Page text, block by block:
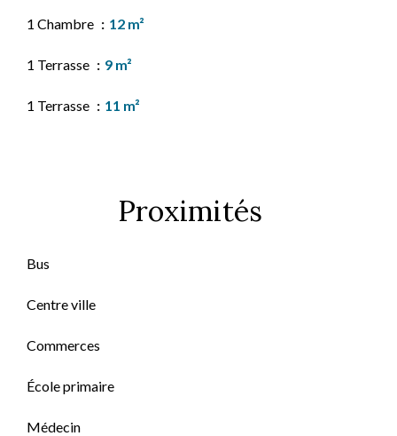
1 Chambre 12 m²
1 Terrasse 9 m²
1 Terrasse 11 m²
Proximités
Bus
Centre ville
Commerces
École primaire
Médecin